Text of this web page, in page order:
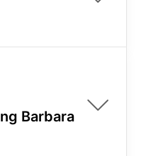
Barbara